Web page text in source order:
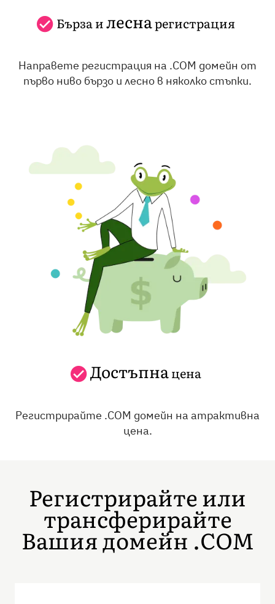
Бърза и леснарегистрация
Направете регистрация на .COM домейн от
първо ниво бързо и лесно в няколко стъпки.
Достъпнацена
Регистрирайте .COM домейн на атрактивна
цена.
Регистрирайте или
трансферирайте
Вашия домейн .COM